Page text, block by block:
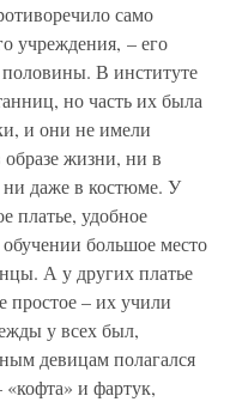
само
учреждения, – его
половины. В институте
но часть их была
и они не имели
жизни, ни в
ни даже в костюме. У
платье, удобное
большое место
А у других платье
простое – их учили
у всех был,
девицам полагался
и фартук,